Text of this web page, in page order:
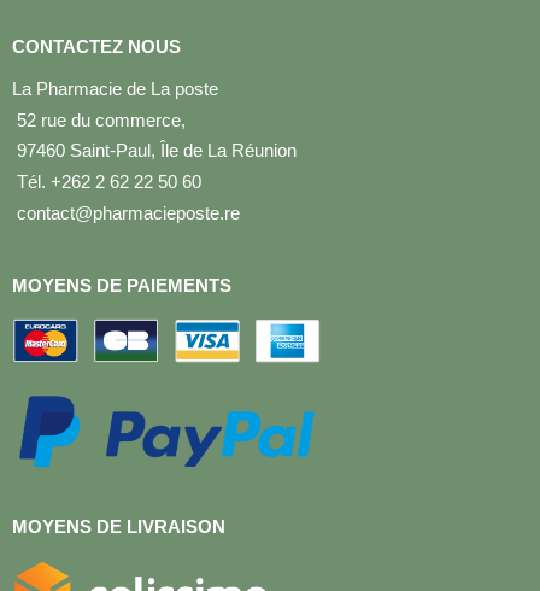
CONTACTEZ NOUS
La Pharmacie de La poste
52 rue du commerce,
97460 Saint-Paul, Île de La Réunion
Tél. +262 2 62 22 50 60
contact@pharmacieposte.re
MOYENS DE PAIEMENTS
MOYENS DE LIVRAISON